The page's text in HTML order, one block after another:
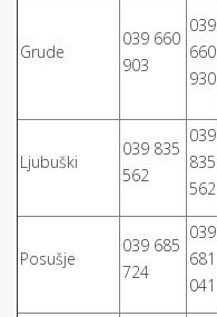
Grude
039 660
903
039
660
930
Ljubuški
039 835
562
039
835
562
Posušje
039 685
724
039
681
041